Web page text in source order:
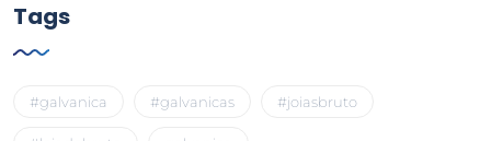
Tags
#galvanica #galvanicas #joiasbruto